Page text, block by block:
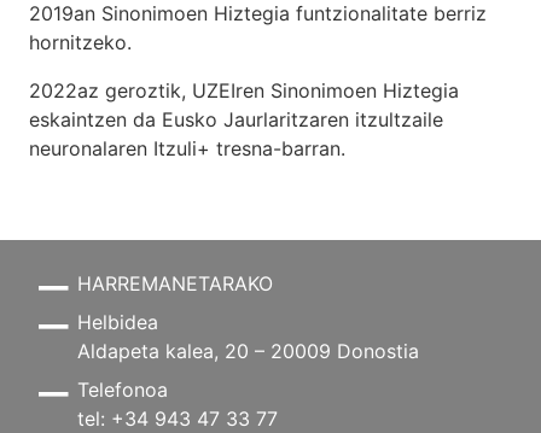
2019an Sinonimoen Hiztegia funtzionalitate berriz
hornitzeko.
2022az geroztik, UZEIren Sinonimoen Hiztegia
eskaintzen da Eusko Jaurlaritzaren itzultzaile
neuronalaren Itzuli+ tresna-barran.
HARREMANETARAKO
Helbidea
Aldapeta kalea, 20 – 20009 Donostia
Telefonoa
tel: +34 943 47 33 77